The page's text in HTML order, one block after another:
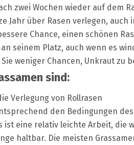
zwei Wochen wieder auf dem
Jahr über Rasen verlegen, auch
Chance, einen schönen
seinem Platz, auch wenn es
weniger Chancen, Unkraut zu
sind:
Verlegung von Rollrasen
den Bedingungen
ist eine relativ leichte Arbeit,
haltbar. Die meisten